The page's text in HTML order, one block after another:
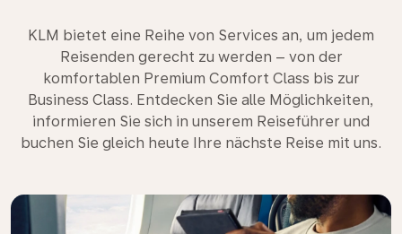
KLM bietet eine Reihe von Services an, um jedem
Reisenden gerecht zu werden – von der
komfortablen Premium Comfort Class bis zur
Business Class. Entdecken Sie alle Möglichkeiten,
informieren Sie sich in unserem Reiseführer und
buchen Sie gleich heute Ihre nächste Reise mit uns.